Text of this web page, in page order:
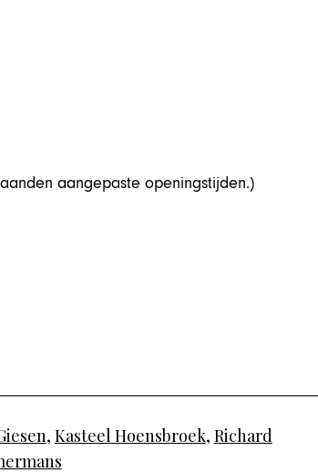
aangepaste openingstijden.)
, Kasteel Hoensbroek, Richard